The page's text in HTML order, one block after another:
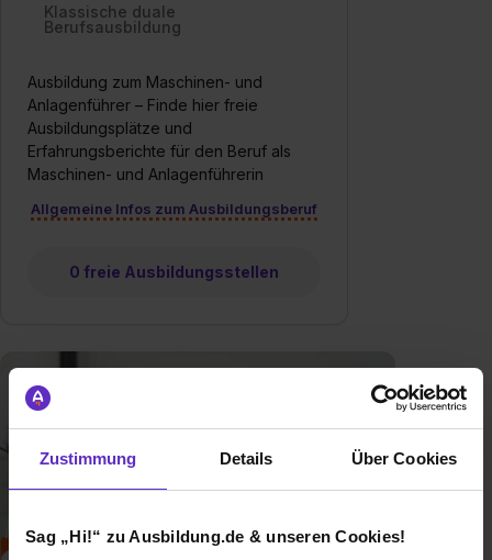
Zustimmung Details Über Cookies
Sag „Hi!“ zu Ausbildung.de & unseren Cookies!
Klassische duale
Berufsausbildung
Ausbildung zum Maschinen- und
Anlagenführer – Finde hier freie
Ausbildungsplätze und
Erfahrungsberichte für den Beruf als
Maschinen- und Anlagenführerin
Allgemeine Infos zum Ausbildungsberuf
0 freie Ausbildungsstellen